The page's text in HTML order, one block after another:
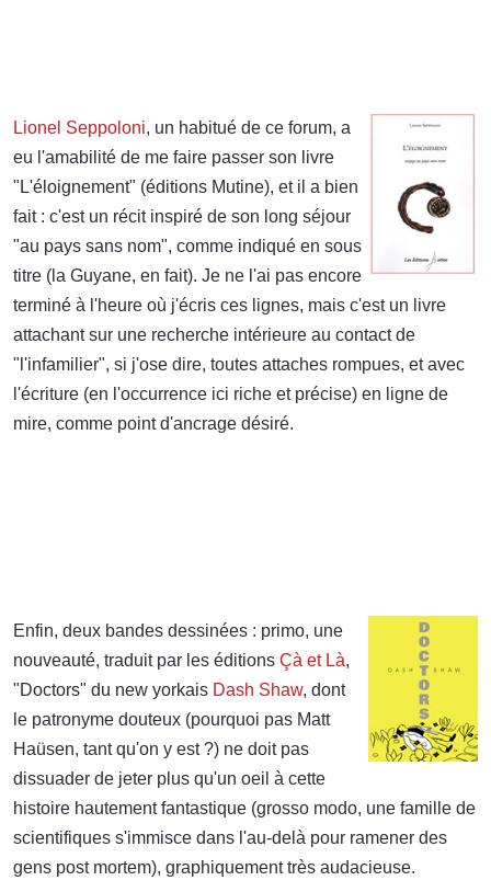
Lionel Seppoloni, un habitué de ce forum, a
eu l'amabilité de me faire passer son livre
"L'éloignement" (éditions Mutine), et il a bien
fait : c'est un récit inspiré de son long séjour
"au pays sans nom", comme indiqué en sous
titre (la Guyane, en fait). Je ne l'ai pas encore
terminé à l'heure où j'écris ces lignes, mais c'est un livre
attachant sur une recherche intérieure au contact de
"l'infamilier", si j'ose dire, toutes attaches rompues, et avec
l'écriture (en l'occurrence ici riche et précise) en ligne de
mire, comme point d'ancrage désiré.
Enfin, deux bandes dessinées : primo, une
nouveauté, traduit par les éditions Çà et Là,
"Doctors" du new yorkais Dash Shaw, dont
le patronyme douteux (pourquoi pas Matt
Haüsen, tant qu'on y est ?) ne doit pas
dissuader de jeter plus qu'un oeil à cette
histoire hautement fantastique (grosso modo, une famille de
scientifiques s'immisce dans l'au-delà pour ramener des
gens post mortem), graphiquement très audacieuse.